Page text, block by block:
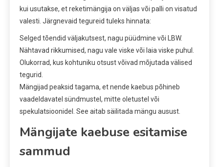
kui usutakse, et reketimängija on väljas või palli on visatud
valesti. Järgnevaid tegureid tuleks hinnata:
Selged tõendid väljakutsest, nagu püüdmine või LBW.
Nähtavad rikkumised, nagu vale viske või laia viske puhul.
Olukorrad, kus kohtuniku otsust võivad mõjutada välised
tegurid.
Mängijad peaksid tagama, et nende kaebus põhineb
vaadeldavatel sündmustel, mitte oletustel või
spekulatsioonidel. See aitab säilitada mängu ausust.
Mängijate kaebuse esitamise
sammud